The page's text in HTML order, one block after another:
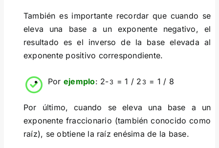
También es importante recordar que cuando se
eleva una base a un exponente negativo, el
resultado es el inverso de la base elevada al
exponente positivo correspondiente.
Por ejemplo: 2- 3 = 1 / 2 3 = 1 / 8
Por último, cuando se eleva una base a un
exponente fraccionario (también conocido como
raíz), se obtiene la raíz enésima de la base.